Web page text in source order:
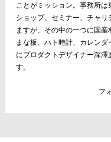
ことがミッション。事務所
ショップ、セミナー、チャ
ますが、その中の一つに国産
まな板、ハト時計、カレン
にプロダクトデザイナー深
す。
フ